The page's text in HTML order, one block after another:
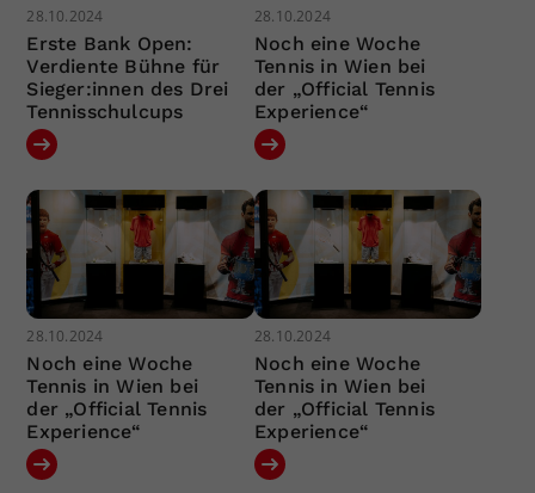
28.10.2024
Erste Bank Open:
Verdiente Bühne für
Sieger:innen des Drei
Tennisschulcups
28.10.2024
Noch eine Woche
Tennis in Wien bei
der „Official Tennis
Experience“
28.10.2024
Noch eine Woche
Tennis in Wien bei
der „Official Tennis
Experience“
28.10.2024
Noch eine Woche
Tennis in Wien bei
der „Official Tennis
Experience“